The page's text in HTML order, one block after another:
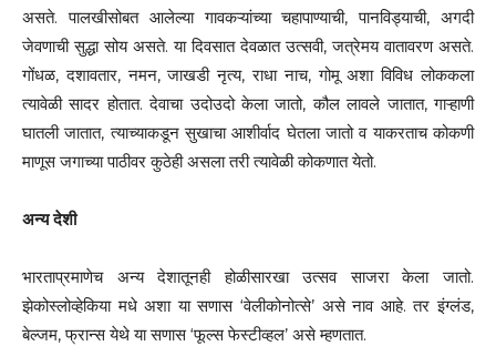
असते. पालखीसोबत आलेल्या गावकऱ्यांच्या चहापाण्याची, पानविड्याची, अगदी
जेवणाची सुद्धा सोय असते. या दिवसात देवळात उत्सवी, जत्रेमय वातावरण असते.
गोंधळ, दशावतार, नमन, जाखडी नृत्य, राधा नाच, गोमू अशा विविध लोककला
त्यावेळी सादर होतात. देवाचा उदोउदो केला जातो, कौल लावले जातात, गाऱ्हाणी
घातली जातात, त्याच्याकडून सुखाचा आशीर्वाद घेतला जातो व याकरताच कोकणी
माणूस जगाच्या पाठीवर कुठेही असला तरी त्यावेळी कोकणात येतो.
अन्य देशी
भारताप्रमाणेच अन्य देशातूनही होळीसारखा उत्सव साजरा केला जातो.
झेकोस्लोव्हेकिया मधे अशा या सणास ‘वेलीकोनोत्से’ असे नाव आहे. तर इंग्लंड,
बेल्जम, फ्रान्स येथे या सणास ‘फूल्स फेस्टीव्हल’ असे म्हणतात.